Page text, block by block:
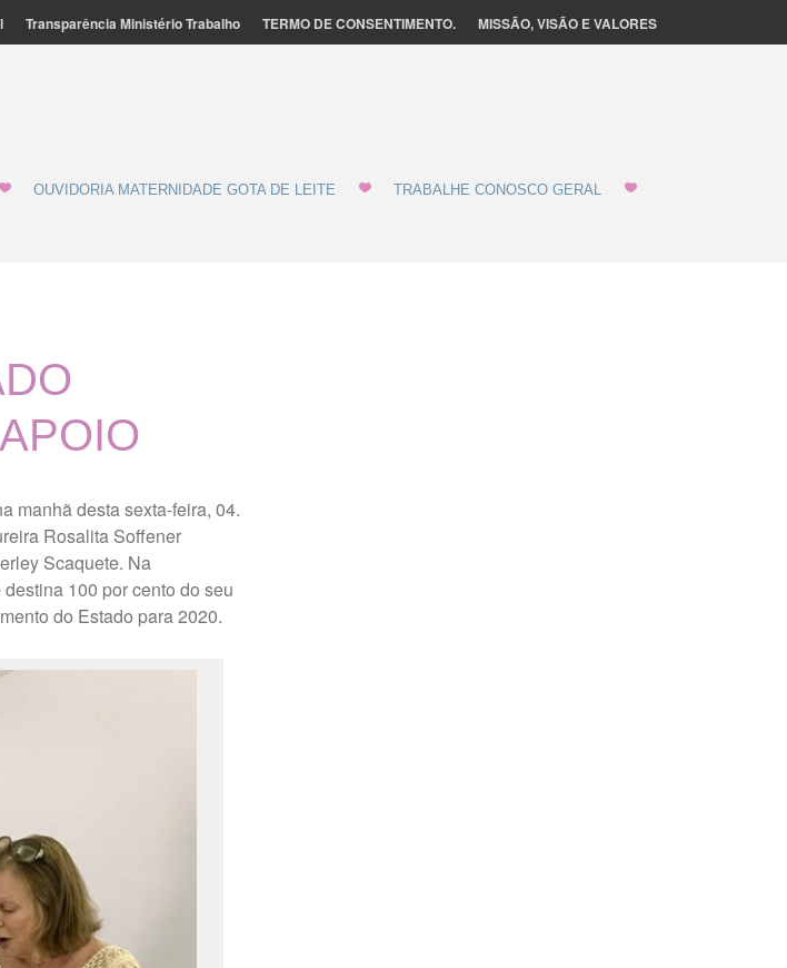
Transparência Ministério Trabalho TERMO DE CONSENTIMENTO. MISSÃO, VISÃO E VALORES
OUVIDORIA MATERNIDADE GOTA DE LEITE TRABALHE CONOSCO GERAL
manhã desta sexta-feira, 04.
Rosalita Soffener
Scaquete. Na
100 por cento do seu
do Estado para 2020.